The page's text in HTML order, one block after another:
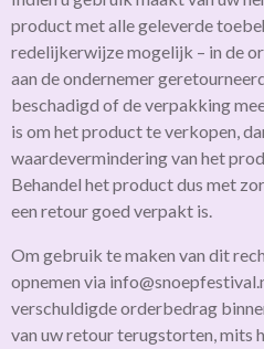
product met alle geleverde
redelijkerwijze mogelijk – in de
aan de ondernemer
beschadigd of de verpakking
is om het product te verkopen,
waardevermindering van het
Behandel het product dus met
een retour goed verpakt is.
Om gebruik te maken van dit
opnemen via
verschuldigde orderbedrag
van uw retour terugstorten, mits